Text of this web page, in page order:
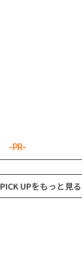
-PR-
PICK UPをもっと見る